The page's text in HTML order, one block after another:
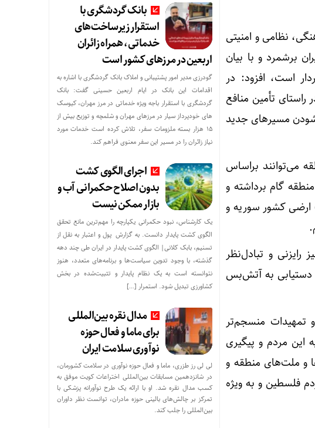
حمایت از اقشار کم‌درآمد با توزیع بسته‌های معیشتی
شرط تداوم یارانه نقدی و کالابرگ اقامت در ایران است
نظامی و امنیتی
برشمرد و با بیان
است، افزود: در
تأمین منافع
مسیر‌های جدید
می‌توانند براساس
گام برداشته و
کشور سوریه و
و تبادل‌نظر
دستیابی به آتش‌بس
تمهیدات منسجم‌تر
این مردم و پیگیری
و ملت‌های منطقه و
فلسطین و به ویژه
بانک گردشگری با
استقرار زیرساخت‌های
خدماتی، همراه زائران
اربعین در مرزهای کشور است
گودرزی مدیر امور پشتیبانی و املاک بانک گردشگری با اشاره به
اقدامات این بانک در ایام اربعین حسینی گفت: بانک
گردشگری با استقرار باجه ویژه خدماتی در مرز مهران، کیوسک
های خودپرداز سیار در مرزهای مهران و شلمچه و توزیع بیش از
۱۵ هزار بسته ملزومات سفر، تلاش کرده است خدمات مورد
نیاز زائران را در مسیر این سفر معنوی فراهم کند.
اجرای الگوی کشت
بدون اصلاح حکمرانی آب و
بازار ممکن نیست
یک کارشناس، نبود حکمرانی یکپارچه را مهم‌ترین مانع تحقق
الگوی کشت پایدار دانست. به گزارش پول و اعتبار به نقل از
تسنیم، بابک کلانی| الگوی کشت پایدار در ایران طی چند دهه
گذشته، با وجود تدوین سیاست‌ها و برنامه‌های متعدد، هنوز
نتوانسته است به یک نظام پایدار و تثبیت‌شده در بخش
کشاورزی تبدیل شود. استمرار […]
مدال نقره بین‌المللی
برای ماما و فعال حوزه
نوآوری سلامت ایران
لی لی رز طزری، ماما و فعال حوزه نوآوری در سلامت کشورمان،
در شانزدهمین مسابقات بین‌المللی اختراعات کویت موفق به
کسب مدال نقره شد. او با ارائه یک طرح نوآورانه پزشکی با
تمرکز بر چالش‌های بالینی حوزه مادران، توانست نظر داوران
بین‌المللی را جلب کند.